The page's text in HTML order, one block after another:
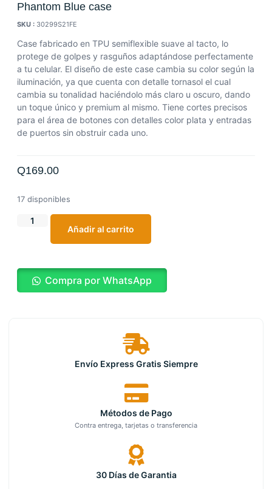
Phantom Blue case
SKU : 30299S21FE
Case fabricado en TPU semiflexible suave al tacto, lo
protege de golpes y rasguños adaptándose perfectamente
a tu celular. El diseño de este case cambia su color según la
iluminación, ya que cuenta con detalle tornasol el cual
cambia su tonalidad haciéndolo más claro u oscuro, dando
un toque único y premium al mismo. Tiene cortes precisos
para el área de botones con detalles color plata y entradas
de puertos sin obstruir cada uno.
Q169.00
17 disponibles
Añadir al carrito
Compra por WhatsApp
Envío Express Gratis Siempre
Métodos de Pago
Contra entrega, tarjetas o transferencia
30 Días de Garantia